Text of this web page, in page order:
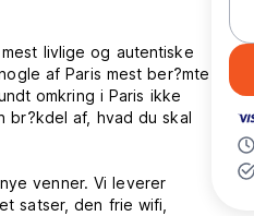
livlige og autentiske
af Paris mest ber?mte
omkring i Paris ikke
br?kdel af, hvad du skal
satser, den frie wifi,